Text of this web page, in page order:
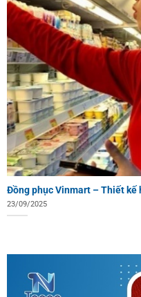
Đồng phục Vinmart – Thiết kế
23/09/2025